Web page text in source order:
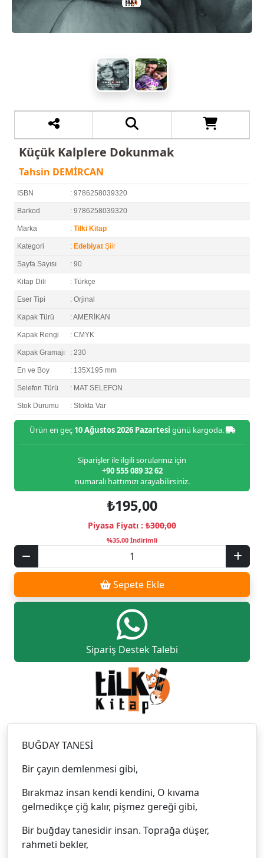
Küçük Kalplere Dokunmak
Tahsin DEMİRCAN
ISBN : 9786258039320
Barkod : 9786258039320
Marka : Tilki Kitap
Kategori : Edebiyat Şiir
Sayfa Sayısı : 90
Kitap Dili : Türkçe
Eser Tipi : Orjinal
Kapak Türü : AMERİKAN
Kapak Rengi : CMYK
Kapak Gramajı : 230
En ve Boy : 135X195 mm
Selefon Türü : MAT SELEFON
Stok Durumu : Stokta Var
Ürün en geç 10 Ağustos 2026 Pazartesi günü kargoda.
Siparişler ile ilgili sorularınız için
+90 555 089 32 62
numaralı hattımızı arayabilirsiniz.
₺195,00
Piyasa Fiyatı : ₺300,00
%35,00 İndirimli
Sepete Ekle
Sipariş Destek Talebi
BUĞDAY TANESİ
Bir çayın demlenmesi gibi,
Bırakmaz insan kendi kendini, O kıvama
gelmedikçe çiğ kalır, pişmez gereği gibi,
Bir buğday tanesidir insan. Toprağa düşer,
rahmeti bekler,